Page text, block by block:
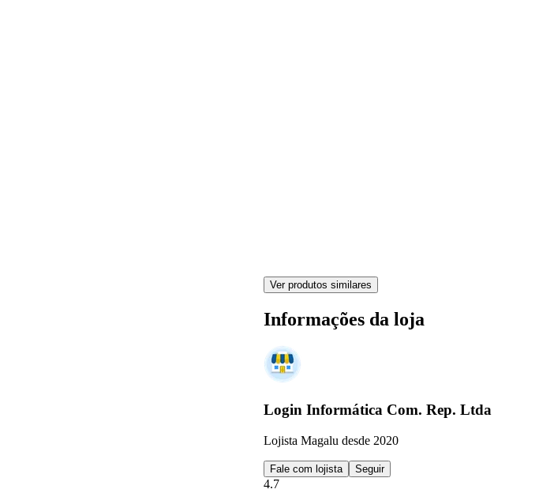
Ver produtos similares
Informações da loja
Login Informática Com. Rep. Ltda
Lojista Magalu desde 2020
Fale com lojista Seguir
4.7